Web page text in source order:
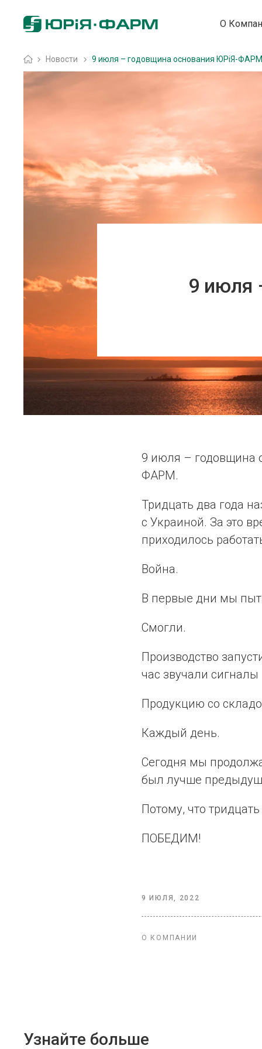
О
Home
» Новости » 9 июля – годовщина основания ЮРіЯ-ФАРМ
9 июля
9 июля – годовщина
ФАРМ.
Тридцать два года
с Украиной. За это
приходилось
Война.
В первые дни мы
Смогли.
Производство
час звучали
Продукцию со
Каждый день.
Сегодня мы
был лучше
Потому, что
ПОБЕДИМ!
9 ИЮЛЯ, 2022
О КОМПАНИИ
Узнайте больше